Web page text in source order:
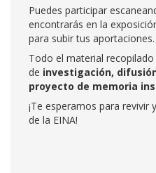
Puedes participar
encontrarás en la
para subir tus aportaciones.
Todo el material
de investigación,
proyecto de memoria
¡Te esperamos para
de la EINA!